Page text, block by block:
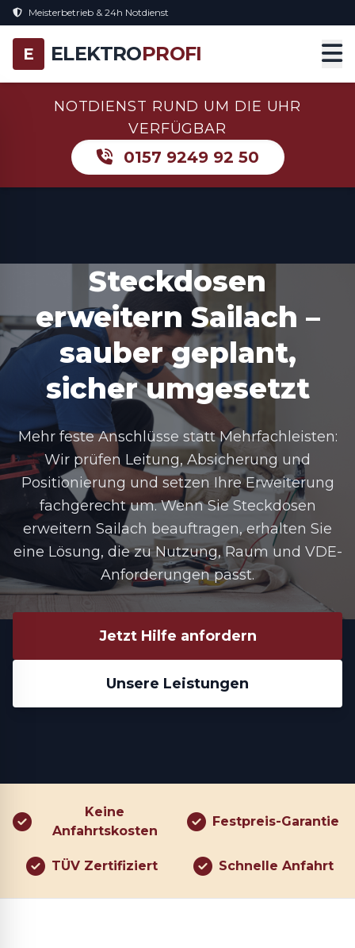
Meisterbetrieb & 24h Notdienst
E ELEKTROPROFI
NOTDIENST RUND UM DIE UHR
VERFÜGBAR
0157 9249 92 50
Steckdosen
erweitern Sailach –
sauber geplant,
sicher umgesetzt
Mehr feste Anschlüsse statt Mehrfachleisten:
Wir prüfen Leitung, Absicherung und
Positionierung und setzen Ihre Erweiterung
fachgerecht um. Wenn SieSteckdosen
erweitern Sailach beauftragen, erhalten Sie
eine Lösung, die zu Nutzung, Raum und VDE-
Anforderungen passt.
Jetzt Hilfe anfordern
Unsere Leistungen
Keine
Anfahrtskosten
Festpreis-Garantie
TÜV Zertifiziert Schnelle Anfahrt